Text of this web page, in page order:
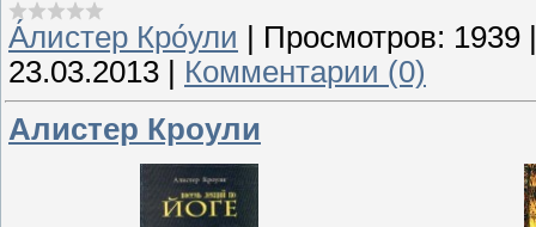
А́листер Кро́ули Просмотров: 1939
23.03.2013
Комментарии (0)
Алистер Кроули